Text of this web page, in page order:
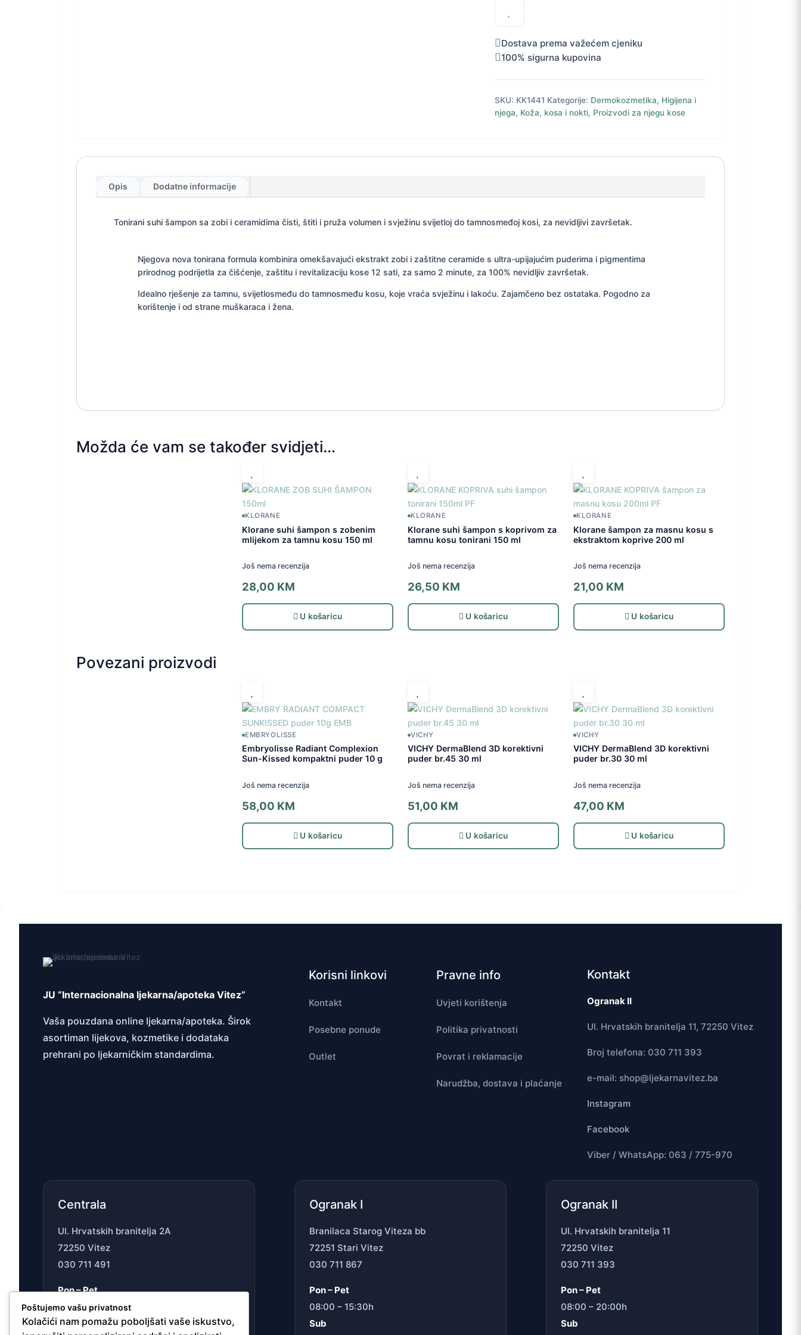
tamnu
kosu
200
količina
Dostava prema važećem cjeniku
100% sigurna kupovina
SKU: KK1441 Kategorije: Dermokozmetika, Higijena i
njega, Koža, kosa i nokti, Proizvodi za njegu kose
Opis Dodatne informacije
Tonirani suhi šampon sa zobi i ceramidima čisti, štiti i pruža volumen i svježinu svijetloj do tamnosmeđoj kosi, za nevidljivi završetak.
Njegova nova tonirana formula kombinira omekšavajući ekstrakt zobi i zaštitne ceramide s ultra-upijajućim puderima i pigmentima
prirodnog podrijetla za čišćenje, zaštitu i revitalizaciju kose 12 sati, za samo 2 minute, za 100% nevidljiv završetak.
Idealno rješenje za tamnu, svijetlosmeđu do tamnosmeđu kosu, koje vraća svježinu i lakoću. Zajamčeno bez ostataka. Pogodno za
korištenje i od strane muškaraca i žena.
Možda će vam se također svidjeti…
KLORANE
Klorane suhi šampon s zobenim
mlijekom za tamnu kosu 150 ml
Još nema recenzija
28,00 KM
U košaricu
KLORANE
Klorane suhi šampon s koprivom za
tamnu kosu tonirani 150 ml
Još nema recenzija
26,50 KM
U košaricu
KLORANE
Klorane šampon za masnu kosu s
ekstraktom koprive 200 ml
Još nema recenzija
21,00 KM
U košaricu
Povezani proizvodi
EMBRYOLISSE
Embryolisse Radiant Complexion
Sun-Kissed kompaktni puder 10 g
Još nema recenzija
58,00 KM
U košaricu
VICHY
VICHY DermaBlend 3D korektivni
puder br.45 30 ml
Još nema recenzija
51,00 KM
U košaricu
VICHY
VICHY DermaBlend 3D korektivni
puder br.30 30 ml
Još nema recenzija
47,00 KM
U košaricu
JU “Internacionalna ljekarna/apoteka Vitez”
Vaša pouzdana online ljekarna/apoteka. Širok
asortiman lijekova, kozmetike i dodataka
prehrani po ljekarničkim standardima.
Korisni linkovi
Kontakt
Posebne ponude
Outlet
Pravne info
Uvjeti korištenja
Politika privatnosti
Povrat i reklamacije
Narudžba, dostava i plaćanje
Kontakt
Ogranak II
Ul. Hrvatskih branitelja 11, 72250 Vitez
Broj telefona: 030 711 393
e-mail: shop@ljekarnavitez.ba
Instagram
Facebook
Viber / WhatsApp: 063 / 775-970
Centrala
Ul. Hrvatskih branitelja 2A
72250 Vitez
030 711 491
Pon – Pet
07:00 – 15:30h
Sub
Ogranak I
Branilaca Starog Viteza bb
72251 Stari Vitez
030 711 867
Pon – Pet
08:00 – 15:30h
Sub
Ogranak II
Ul. Hrvatskih branitelja 11
72250 Vitez
030 711 393
Pon – Pet
08:00 – 20:00h
Sub
Poštujemo vašu privatnost
Kolačići nam pomažu poboljšati vaše iskustvo,